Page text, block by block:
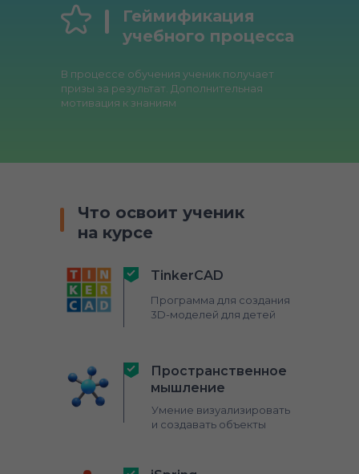
Геймификация
учебного процесса
В процессе обучения ученик получает
призы за результат. Дополнительная
мотивация к знаниям
Что освоит ученик
на курсе
TinkerCAD
Программа для создания
3D-моделей для детей
Пространственное
мышление
Умение визуализировать
и создавать объекты